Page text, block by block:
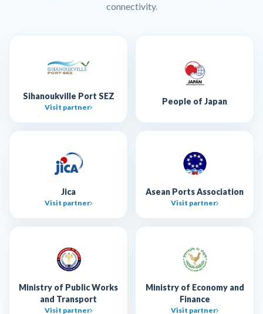
connectivity.
Sihanoukville Port SEZ
Visit partner
People of Japan
Jica
Visit partner
Asean Ports Association
Visit partner
Ministry of Public Works
and Transport
Visit partner
Ministry of Economy and
Finance
Visit partner